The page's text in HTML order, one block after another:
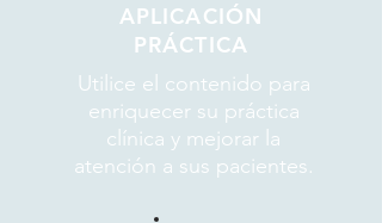
APLICACIÓN
PRÁCTICA
Utilice el contenido para
enriquecer su práctica
clínica y mejorar la
atención a sus pacientes.